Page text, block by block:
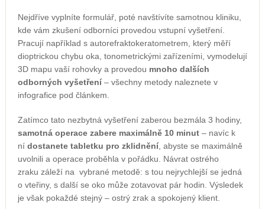
Nejdříve vyplníte formulář, poté navštívíte samotnou kliniku,
kde vám zkušení odborníci provedou vstupní vyšetření.
Pracují například s autorefraktokeratometrem, který měří
dioptrickou chybu oka, tonometrickými zařízeními, vymodelují
3D mapu vaší rohovky a provedou mnoho dalších
odborných vyšetření – všechny metody naleznete v
infografice pod článkem.
Zatímco tato nezbytná vyšetření zaberou bezmála 3 hodiny,
samotná operace zabere maximálně 10 minut– navíc k
nídostanete tabletku pro zklidnění, abyste se maximálně
uvolnili a operace proběhla v pořádku. Návrat ostrého
zraku záleží na vybrané metodě: s tou nejrychlejší se jedná
o vteřiny, s další se oko může zotavovat pár hodin. Výsledek
je však pokaždé stejný – ostrý zrak a spokojený klient.